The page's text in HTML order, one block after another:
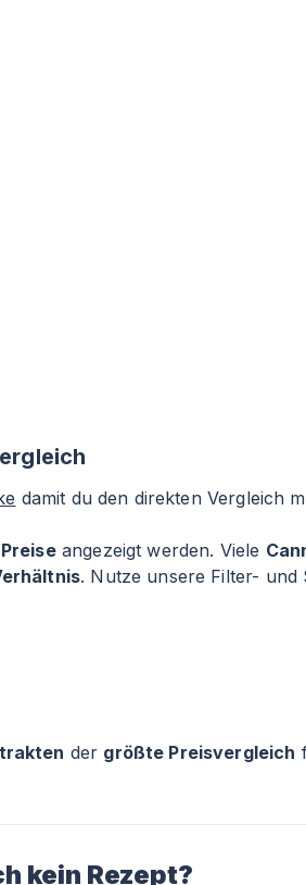
damit du den direkten Vergleich
angezeigt werden. Viele
. Nutze unsere Filter- und
der größte Preisvergleich
kein Rezept?